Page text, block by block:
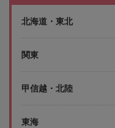
北海道・東北
関東
甲信越・北陸
東海